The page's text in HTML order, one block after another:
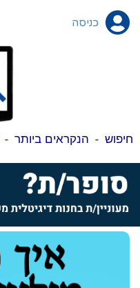
כניסה
חיפוש - הנקראים ביותר -